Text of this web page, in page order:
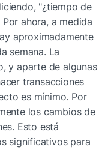
"¿tiempo de
ahora, a medida
aproximadamente
semana. La
y aparte de algunas
transacciones
es mínimo. Por
los cambios de
Esto está
significativos para